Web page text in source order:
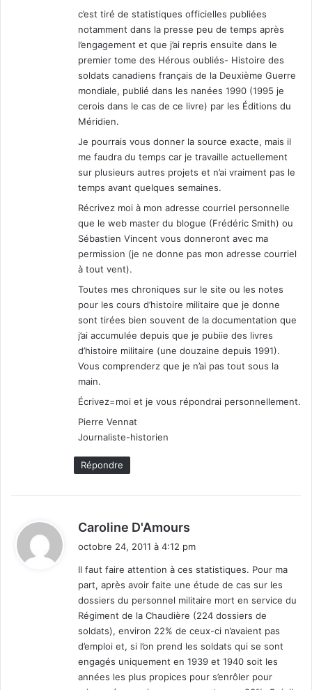
:
c’est tiré de statistiques officielles publiées
notamment dans la presse peu de temps après
l’engagement et que j’ai repris ensuite dans le
premier tome des Hérous oubliés- Histoire des
soldats canadiens français de la Deuxième Guerre
mondiale, publié dans les nanées 1990 (1995 je
cerois dans le cas de ce livre) par les Éditions du
Méridien.
Je pourrais vous donner la source exacte, mais il
me faudra du temps car je travaille actuellement
sur plusieurs autres projets et n’ai vraiment pas le
temps avant quelques semaines.
Récrivez moi à mon adresse courriel personnelle
que le web master du blogue (Frédéric Smith) ou
Sébastien Vincent vous donneront avec ma
permission (je ne donne pas mon adresse courriel
à tout vent).
Toutes mes chroniques sur le site ou les notes
pour les cours d’histoire militaire que je donne
sont tirées bien souvent de la documentation que
j’ai accumulée depuis que je pubiie des livres
d’histoire militaire (une douzaine depuis 1991).
Vous comprenderz que je n’ai pas tout sous la
main.
Écrivez=moi et je vous répondrai personnellement.
Pierre Vennat
Journaliste-historien
Répondre
Caroline D'Amours
octobre 24, 2011 à 4:12 pm
Il faut faire attention à ces statistiques. Pour ma
part, après avoir faite une étude de cas sur les
dossiers du personnel militaire mort en service du
Régiment de la Chaudière (224 dossiers de
soldats), environ 22% de ceux-ci n’avaient pas
d’emploi et, si l’on prend les soldats qui se sont
engagés uniquement en 1939 et 1940 soit les
années les plus propices pour s’enrôler pour